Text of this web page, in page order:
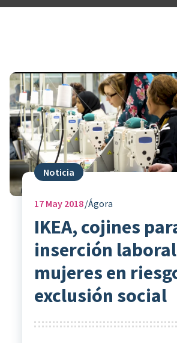
Noticia
17May 2018 Ágora
IKEA, cojines
inserción
mujeres en
exclusión social